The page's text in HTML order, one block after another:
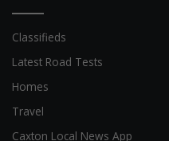
Classifieds
Latest Road Tests
Homes
Travel
Caxton Local News App